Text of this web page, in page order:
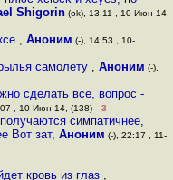
Shigorin(ok), 13:11 , 10-Июн-14,
, Аноним (-), 14:53 , 10-
самолету ,Аноним (-),
сделать все, вопрос -
, 10-Июн-14, (138) –3
симпатичнее,
Вот зат,Аноним (-), 22:17 , 11-
кровь из глаз ,